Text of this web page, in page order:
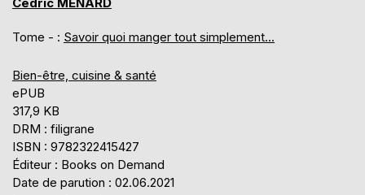
Tome - : Savoir quoi manger tout simplement...
Bien-être, cuisine & santé
ePUB
317,9 KB
DRM : filigrane
ISBN : 9782322415427
Éditeur : Books on Demand
Date de parution : 02.06.2021